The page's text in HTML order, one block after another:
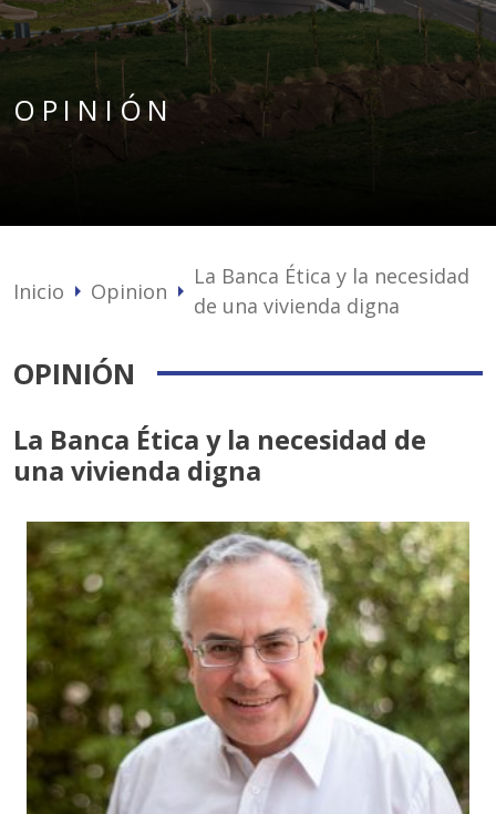
OPINIÓN
Inicio arrow_right Opinion arrow_right
La Banca Ética y la necesidad
de una vivienda digna
OPINIÓN
La Banca Ética y la necesidad de
una vivienda digna